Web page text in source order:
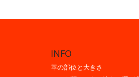
INFO
革の部位と大きさ